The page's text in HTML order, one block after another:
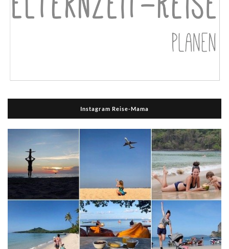
Instagram Reise-Mama